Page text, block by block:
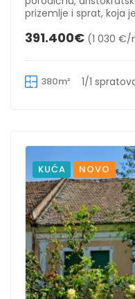
prizemlje i sprat, koja
391.400€ (1 030 €/
380m² 1/1
KUĆA NOVO